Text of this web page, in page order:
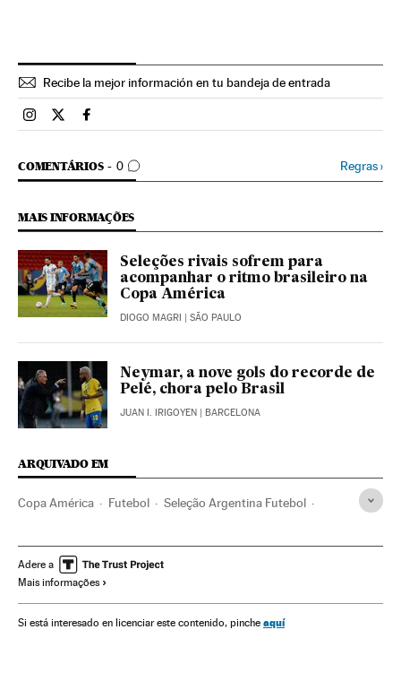
Recibe la mejor información en tu bandeja de entrada
Esportes El País Brasil en Instagram
Esportes El País Brasil en Twitter
Esportes El País Brasil en Facebook
COMENTÁRIOS 0
COMENTÁRIOS Regras›
MAIS INFORMAÇÕES
Seleções rivais sofrem para
acompanhar o ritmo brasileiro na
Copa América
DIOGO MAGRI | SÃO PAULO
Neymar, a nove gols do recorde de
Pelé, chora pelo Brasil
JUAN I. IRIGOYEN | BARCELONA
ARQUIVADO EM
Copa América Futebol Seleção Argentina Futebol
Seleção boliviana futebol
Seleção paraguaia futebol
Seleção equatoriana futebol Seleção venezuelana futebol
Adere a
Mais informações
Si está interesado en licenciar este contenido, pinche aquí